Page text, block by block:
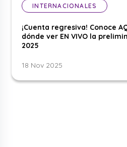
INTERNACIONALES
¡Cuenta regresiva! Conoce
dónde ver EN VIVO la
2025
18 Nov 2025